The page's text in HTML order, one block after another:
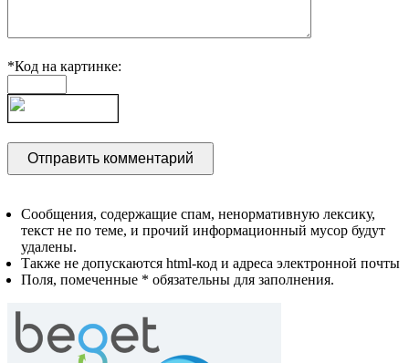
*Код на картинке:
Сообщения, содержащие спам, ненормативную лексику,
текст не по теме, и прочий информационный мусор будут
удалены.
Также не допускаются html-код и адреса электронной почты
Поля, помеченные * обязательны для заполнения.